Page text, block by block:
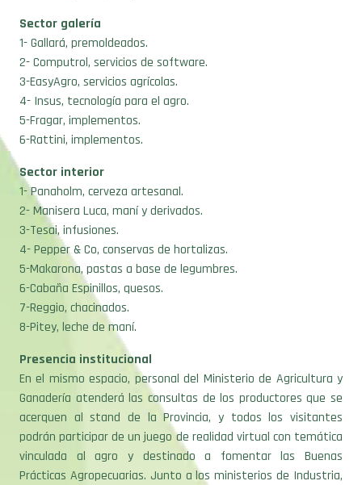
Sector galería
1- Gallará, premoldeados.
2- Computrol, servicios de software.
3-EasyAgro, servicios agrícolas.
4- Insus, tecnología para el agro.
5-Fragar, implementos.
6-Rattini, implementos.
Sector interior
1- Panaholm, cerveza artesanal.
2- Manisera Luca, maní y derivados.
3-Tesai, infusiones.
4- Pepper & Co, conservas de hortalizas.
5-Makarona, pastas a base de legumbres.
6-Cabaña Espinillos, quesos.
7-Reggio, chacinados.
8-Pitey, leche de maní.
Presencia institucional
En el mismo espacio, personal del Ministerio de Agricultura y
Ganadería atenderá las consultas de los productores que se
acerquen al stand de la Provincia, y todos los visitantes
podrán participar de un juego de realidad virtual con temática
vinculada al agro y destinado a fomentar las Buenas
Prácticas Agropecuarias. Junto a los ministerios de Industria,